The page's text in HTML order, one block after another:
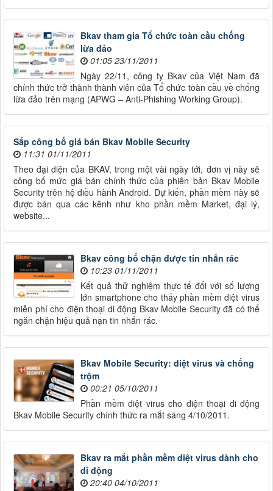
Bkav tham gia Tổ chức toàn cầu chống
lừa đảo
01:05 23/11/2011
Ngày 22/11, công ty Bkav của Việt Nam đã
chính thức trở thành thành viên của Tổ chức toàn cầu về chống
lừa đảo trên mạng (APWG – Anti-Phishing Working Group).
Sắp công bố giá bán Bkav Mobile Security
11:31 01/11/2011
Theo đại diện của BKAV, trong một vài ngày tới, đơn vị này sẽ
công bố mức giá bán chính thức của phiên bản Bkav Mobile
Security trên hệ điều hành Android. Dự kiến, phần mềm này sẽ
được bán qua các kênh như kho phần mềm Market, đại lý,
website...
Bkav công bố chặn được tin nhắn rác
10:23 01/11/2011
Kết quả thử nghiệm thực tế đối với số lượng
lớn smartphone cho thấy phần mềm diệt virus
miễn phí cho điện thoại di động Bkav Mobile Security đã có thể
ngăn chặn hiệu quả nạn tin nhắn rác.
Bkav Mobile Security: diệt virus và chống
trộm
00:21 05/10/2011
Phần mềm diệt virus cho điện thoại di động
Bkav Mobile Security chính thức ra mắt sáng 4/10/2011.
Bkav ra mắt phần mềm diệt virus dành cho
di động
20:40 04/10/2011